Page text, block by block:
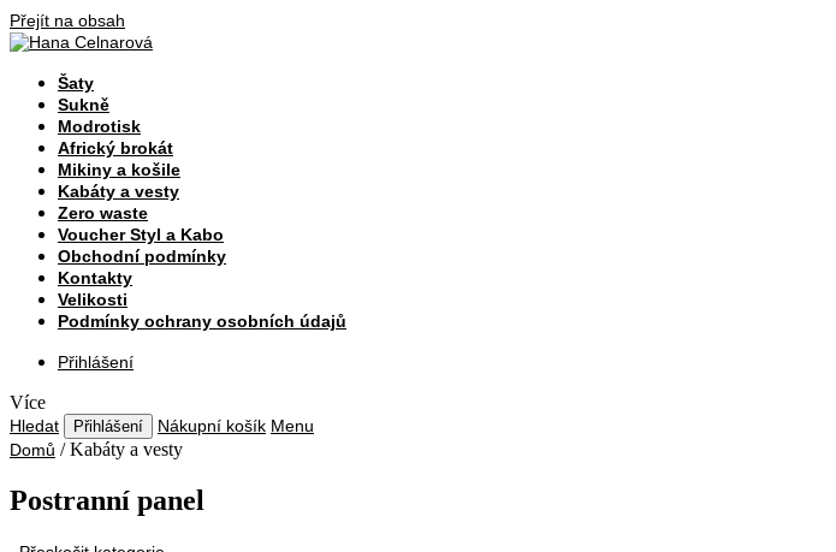
Přejít na obsah
Šaty
Sukně
Modrotisk
Africký brokát
Mikiny a košile
Kabáty a vesty
Zero waste
Voucher Styl a Kabo
Obchodní podmínky
Kontakty
Velikosti
Podmínky ochrany osobních údajů
Přihlášení
Více
Hledat Přihlášení Nákupní košík Menu
Domů / Kabáty a vesty
Postranní panel